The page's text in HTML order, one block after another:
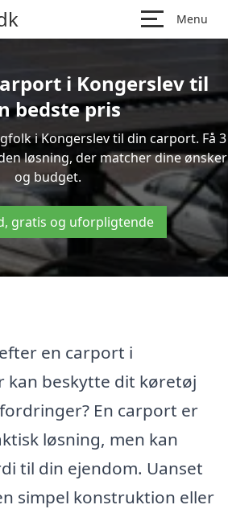
Menu
i Kongerslev til
bedste pris
i Kongerslev til din carport. Få 3
løsning, der matcher dine ønsker
og budget.
gratis og uforpligtende
en carport i
kan beskytte dit køretøj
En carport er
løsning, men kan
til din ejendom. Uanset
simpel konstruktion eller